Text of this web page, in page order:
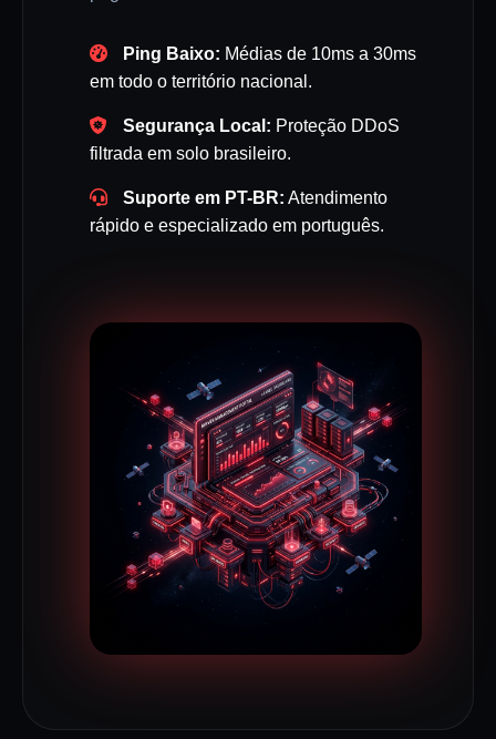
Ping Baixo: Médias de 10ms a 30ms
em todo o território nacional.
Segurança Local: Proteção DDoS
filtrada em solo brasileiro.
Suporte em PT-BR: Atendimento
rápido e especializado em português.